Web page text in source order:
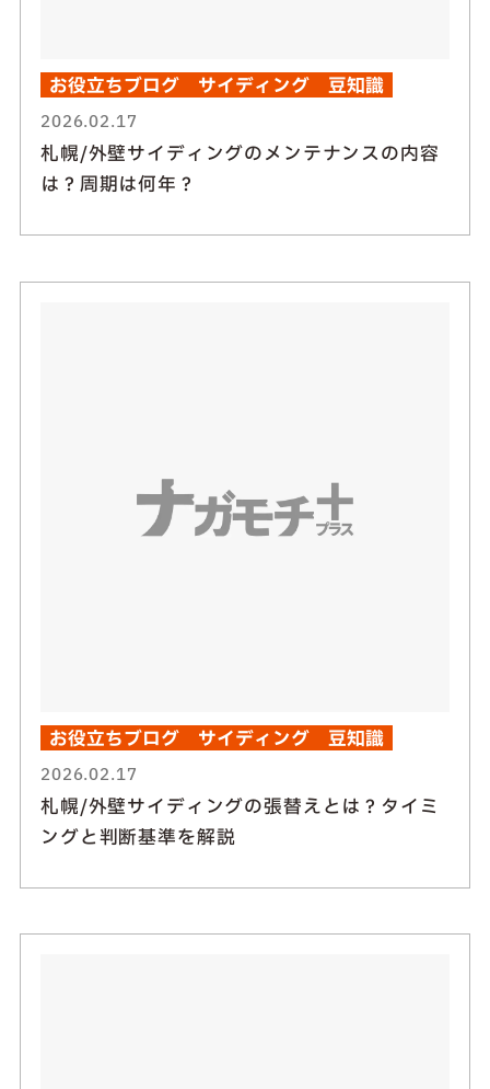
お役立ちブログ サイディング 豆知識
2026.02.17
札幌/外壁サイディングのメンテナンスの内容
は？周期は何年？
お役立ちブログ サイディング 豆知識
2026.02.17
札幌/外壁サイディングの張替えとは？タイミ
ングと判断基準を解説